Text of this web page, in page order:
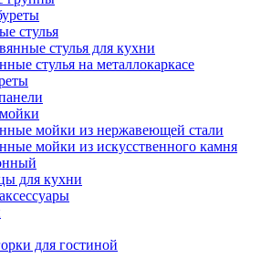
стулья
стулья для кухни
стулья на металлокаркасе
мойки из нержавеющей стали
мойки из искусственного камня
для кухни
для гостиной